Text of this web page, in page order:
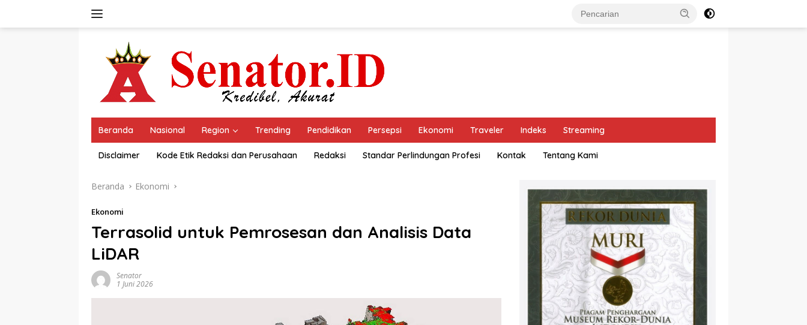
Beranda Nasional Region Trending Pendidikan Persepsi Ekonomi Traveler Indeks Streaming
Disclaimer Kode Etik Redaksi dan Perusahaan Redaksi Standar Perlindungan Profesi Kontak Tentang Kami
Beranda Ekonomi
Ekonomi
Terrasolid untuk Pemrosesan dan Analisis Data
LiDAR
Senator
1 Juni 2026